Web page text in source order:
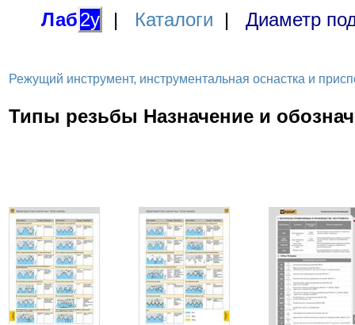
Лаб2у | Каталоги | Диаметр
Режущий инструмент, инструментальная оснастка и
Типы резьбы Назначение и